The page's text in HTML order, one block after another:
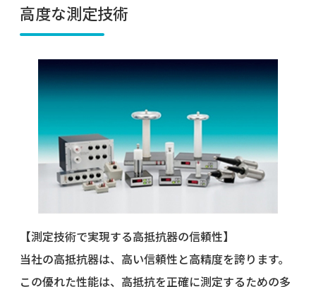
高度な測定技術
【測定技術で実現する高抵抗器の信頼性】
当社の高抵抗器は、高い信頼性と高精度を誇ります。
この優れた性能は、高抵抗を正確に測定するための多